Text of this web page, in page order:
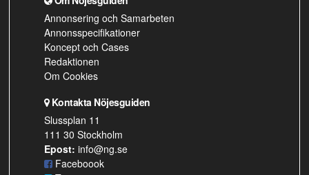
Annonsering och Samarbeten
Annonsspecifikationer
Koncept och Cases
Redaktionen
Om Cookies
Kontakta Nöjesguiden
Slussplan 11
111 30 Stockholm
Epost: info@ng.se
Faceboook